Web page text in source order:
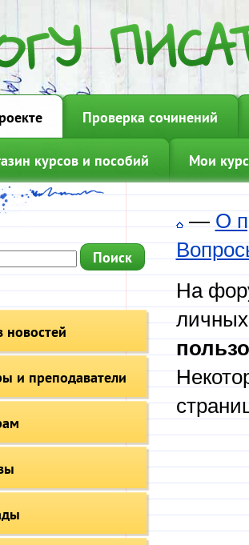
Проверка сочинений
курсов и пособий Мои
новостей
и преподаватели
—О
На